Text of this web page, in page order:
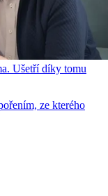
Ušetří díky tomu
ze kterého